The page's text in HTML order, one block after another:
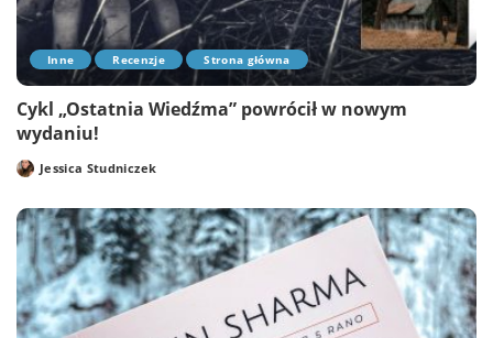
Inne Recenzje Strona główna
Cykl „Ostatnia Wiedźma” powrócił w nowym
wydaniu!
PostedJessica Studniczek